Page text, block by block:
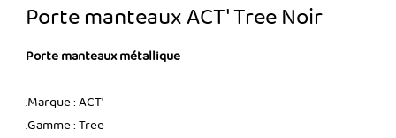
Porte manteaux ACT' Tree Noir
Porte manteaux métallique
.Marque : ACT'
.Gamme : Tree